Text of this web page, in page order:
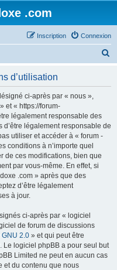
.com
Connexion
Inscription
d’utilisation
ci-après par « nous »,
et « https://forum-
légalement responsable des
d’être légalement responsable de
utiliser et accéder à « forum -
conditions à n’importe quel
de ces modifications, bien que
par vous-même. En effet, si
.com » après que des
d’être légalement
à jour.
ci-après par « logiciel
de forum de discussions
2.0 » et qui peut être
Le logiciel phpBB a pour seul but
Limited ne peut en aucun cas
et du contenu que nous